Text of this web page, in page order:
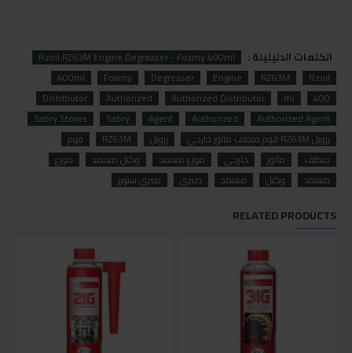
الكلمات الدليليلة :
Rzoil RZ63M Engine Degreaser - Foamy 400ml
Rzoil
RZ63M
Engine
Degreaser
Foamy
400ml
400
ml
Authorized Distributor
Authorized
Distributor
Authorized Agent
Authorized
Agent
Sabry
Sabry Stores
رزويل RZ63M فوم منظف ماتور خارجي
رزويل RZ63M
فوم
منظف
ماتور خارجي موزع معتمد وكيل معتمد
موزع
معتمد
وكيل معتمد صبري صبري ستورز
RELATED PRODUCTS